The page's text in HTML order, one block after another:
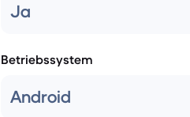
Ja
Betriebssystem
Android